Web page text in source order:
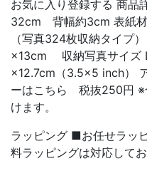
お気に入り登録する 商
32cm 背幅約3cm 表紙材
（写真324枚収納タイプ
×13cm 収納写真サイズ
×12.7cm（3.5×5 inch）
ーはこちら 税抜250円 ※
けます。
ラッピング ■お任せラッ
料ラッピングは対応してお